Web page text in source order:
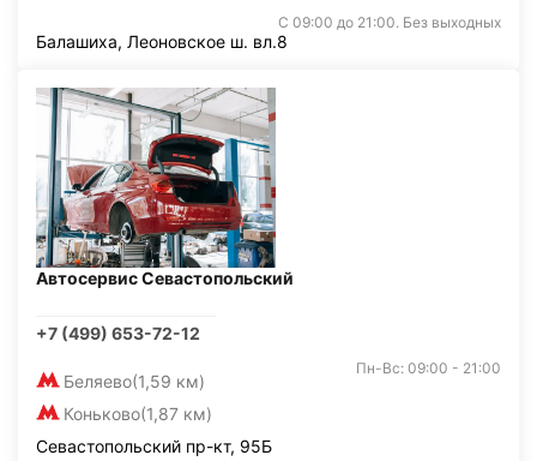
С 09:00 до 21:00. Без выходных
Балашиха, Леоновское ш. вл.8
Автосервис Севастопольский
+7 (499) 653-72-12
Беляево(1,59 км)
Коньково(1,87 км)
Пн-Вс: 09:00 - 21:00
Севастопольский пр-кт, 95Б